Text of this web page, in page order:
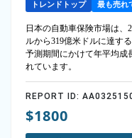
トレンドトップ 最も売れ
日本の自動車保険市場は、
ルから319億米ドルに達す
予測期間にかけて年平均成
れています。
REPORT ID:
$1800